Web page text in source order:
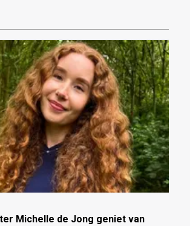
Michelle de Jong geniet van